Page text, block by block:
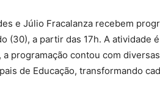
e Júlio Fracalanza recebem
(30), a partir das 17h. A atividade
programação contou com
de Educação, transformando